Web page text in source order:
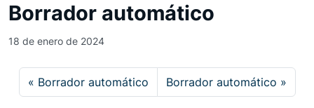
Borrador automático
18 de enero de 2024
Borrador automático Borrador automático